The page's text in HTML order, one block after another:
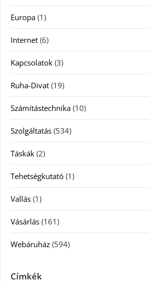
Europa (1)
Internet (6)
Kapcsolatok (3)
Ruha-Divat (19)
Számítástechnika (10)
Szolgáltatás (534)
Táskák (2)
Tehetségkutató (1)
Vallás (1)
Vásárlás (161)
Webáruház (594)
Címkék